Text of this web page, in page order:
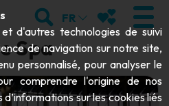
RECHERCHER
FR MES FAVORIS
Spa
d'autres technologies de suivi
de navigation sur notre site,
personnalisé, pour analyser le
comprendre l'origine de nos
sur les cookies liés